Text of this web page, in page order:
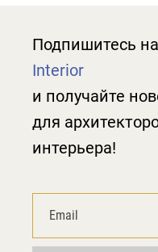
Подпишитесь
Interior
и получайте
для
интерьера!